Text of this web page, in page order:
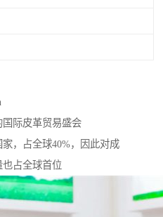
际皮革贸易盛会
，占全球40%，因此对成
占全球首位